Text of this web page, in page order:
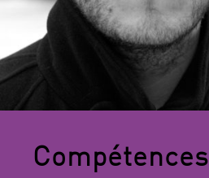
Compétences